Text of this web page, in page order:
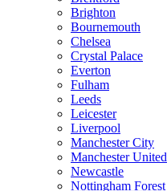
Brighton
Bournemouth
Chelsea
Crystal Palace
Everton
Fulham
Leeds
Leicester
Liverpool
Manchester City
Manchester United
Newcastle
Nottingham Forest